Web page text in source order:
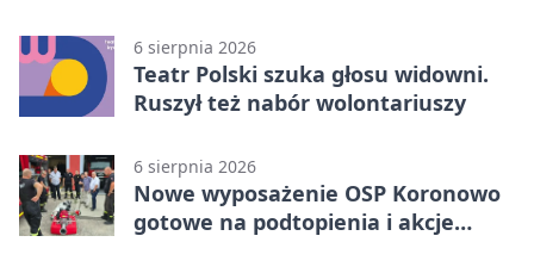
6 sierpnia 2026
Teatr Polski szuka głosu widowni.
Ruszył też nabór wolontariuszy
6 sierpnia 2026
Nowe wyposażenie OSP Koronowo
gotowe na podtopienia i akcje